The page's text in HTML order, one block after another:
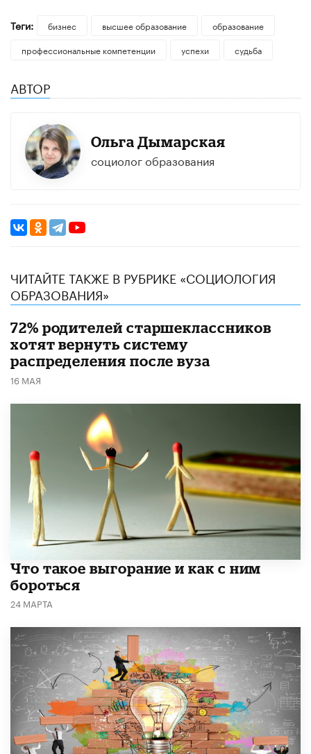
Теги: бизнес высшее образование
образование
профессиональные компетенции
успехи судьба
АВТОР
Ольга Дымарская
социолог образования
ЧИТАЙТЕ ТАКЖЕ В РУБРИКЕ «CОЦИОЛОГИЯ
ОБРАЗОВАНИЯ»
72% родителей старшеклассников
хотят вернуть систему
распределения после вуза
16 МАЯ
Что такое выгорание и как с ним
бороться
24 МАРТА